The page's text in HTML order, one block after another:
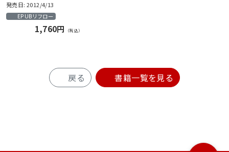
発売日: 2012/4/13
EPUBリフロー
1,760円 （税込）
戻る 書籍一覧を見る